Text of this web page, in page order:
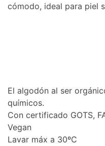
cómodo, ideal para piel
El algodón al ser
químicos.
Con certificado GOTS,
Vegan
Lavar máx a 30ºC